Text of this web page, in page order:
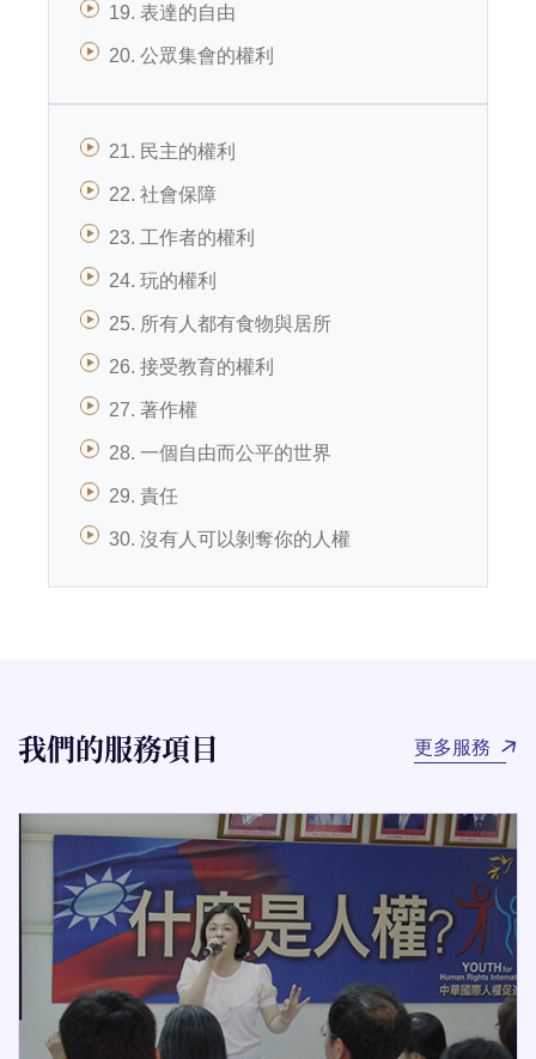
19. 表達的自由
20. 公眾集會的權利
21. 民主的權利
22. 社會保障
23. 工作者的權利
24. 玩的權利
25. 所有人都有食物與居所
26. 接受教育的權利
27. 著作權
28. 一個自由而公平的世界
29. 責任
30. 沒有人可以剝奪你的人權
我們的服務項目 更多服務